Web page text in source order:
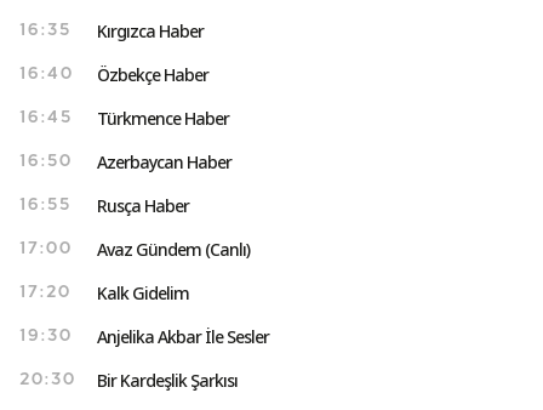
16:35 Kırgızca Haber
16:40 Özbekçe Haber
16:45 Türkmence Haber
16:50 Azerbaycan Haber
16:55 Rusça Haber
17:00 Avaz Gündem (Canlı)
17:20 Kalk Gidelim
19:30 Anjelika Akbar İle Sesler
20:30 Bir Kardeşlik Şarkısı